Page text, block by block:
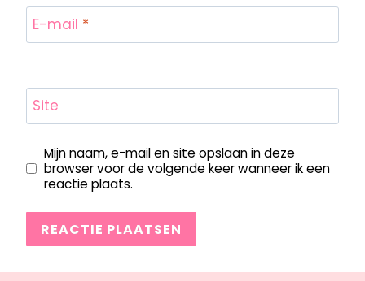
E-mail *
Site
Mijn naam, e-mail en site opslaan in deze
browser voor de volgende keer wanneer ik een
reactie plaats.